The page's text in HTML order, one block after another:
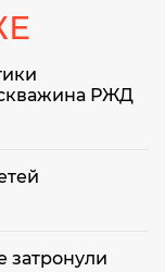
РЖД
затронули